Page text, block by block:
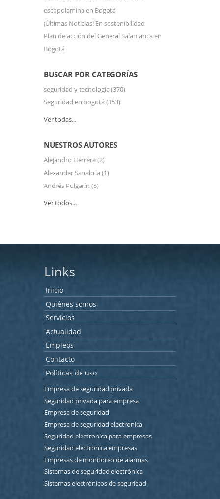
escopolamina en Bogotá
¡Últimas Noticias! En sostenibilidad
Plan de acción del General Salamanca en
Bogotá
BUSCAR POR CATEGORÍAS
seguridad y tecnología (370)
Seguridad en bogotá (353)
Ver todas...
NUESTROS AUTORES
Alejandro Herrera (2)
Alexander Sanabria (1)
Andrés Pulgarín (5)
Ver todos...
Links
Inicio
Quiénes somos
Servicios
Actualidad
Empleos
Contacto
Políticas de uso
Empresa de seguridad privada
Seguridad privada para empresa
Empresa de seguridad
Empresa de seguridad electronica
Seguridad electronica para empresas
Seguridad electronica empresas
Empresas de monitoreo de alarmas
Sistemas de seguridad electrónica
Sistemas electrónicos de seguridad